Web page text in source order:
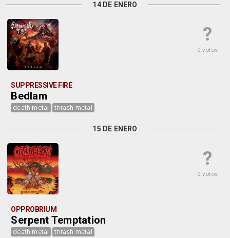
14 DE ENERO
?
0 votos
SUPPRESSIVE FIRE
Bedlam
death metal thrash metal
15 DE ENERO
?
0 votos
OPPROBRIUM
Serpent Temptation
death metal thrash metal